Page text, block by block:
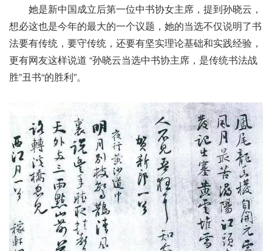
她是新中国成立后第一位中书协女主席，提到孙晓云，
想必这也是今年的最大的一个议题，她的当选不仅说明了书
法要有传统，要守传统，还要有坚实理论基础和实践经验，
更有网友这样说道 “孙晓云当选中书协主席，是传统书法战
胜”丑书“的胜利”。